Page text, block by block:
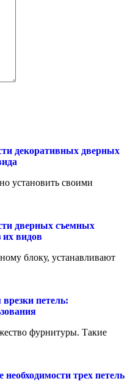
декоративных дверных
установить своими
дверных съемных
их видов
блоку, устанавливают
петель:
фурнитуры. Такие
необходимости трех петель